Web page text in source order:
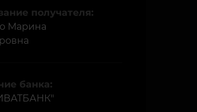
получателя:
Марина
банка: